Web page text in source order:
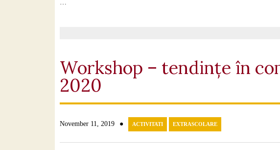
…
Workshop – tendințe în
2020
November 11, 2019 ● ACTIVITATI EXTRASCOLARE